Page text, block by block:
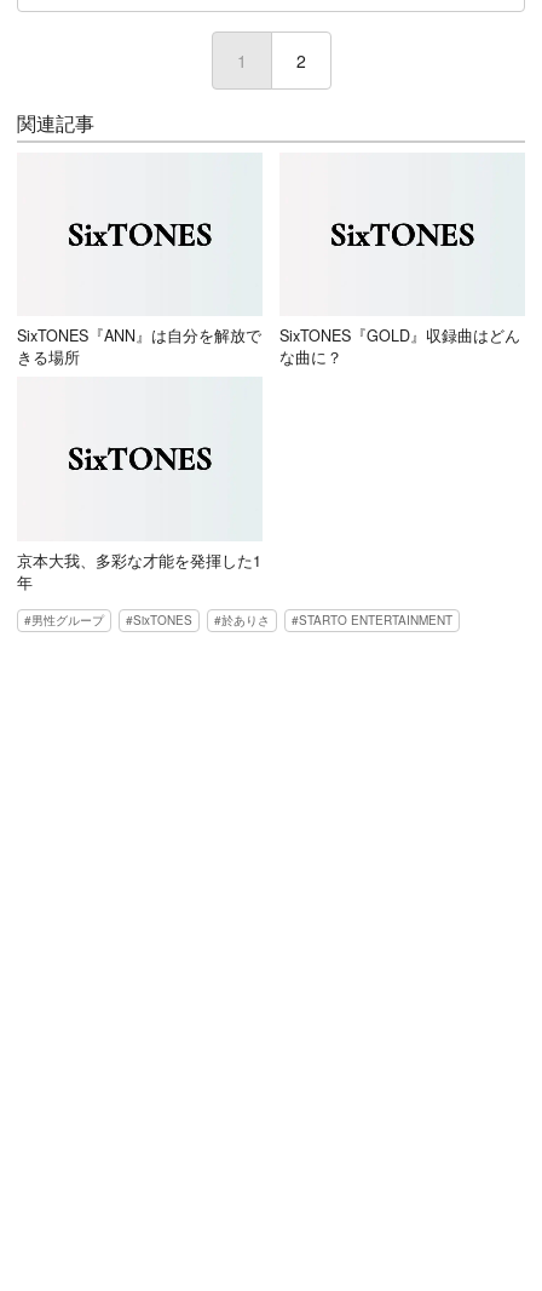
1 (current)
2
関連記事
SixTONES『ANN』は自分を解放で
きる場所
SixTONES『GOLD』収録曲はどん
な曲に？
京本大我、多彩な才能を発揮した1
年
男性グループ SixTONES 於ありさ STARTO ENTERTAINMENT